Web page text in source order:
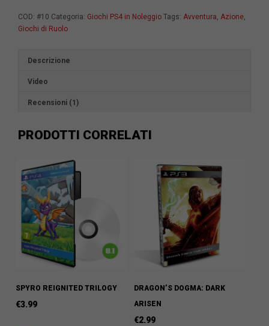
KAKAROT
[Secondario]
COD: #10 Categoria: Giochi PS4 in Noleggio Tags: Avventura Azione
Giochi di Ruolo
Descrizione
Video
Recensioni (1)
PRODOTTI CORRELATI
SPYRO REIGNITED TRILOGY
€3.99
DRAGON’S DOGMA: DARK
ARISEN
€2.99